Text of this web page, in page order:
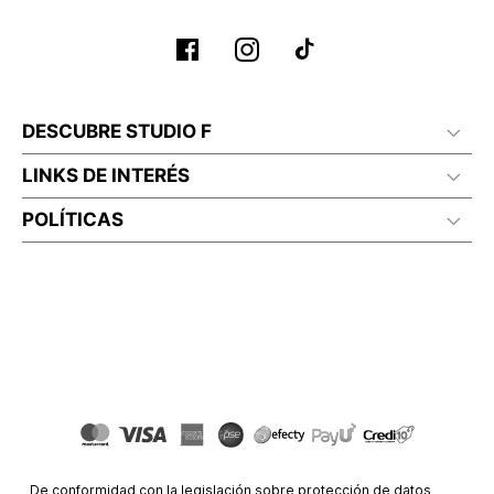
DESCUBRE STUDIO F
LINKS DE INTERÉS
POLÍTICAS
De conformidad con la legislación sobre protección de datos